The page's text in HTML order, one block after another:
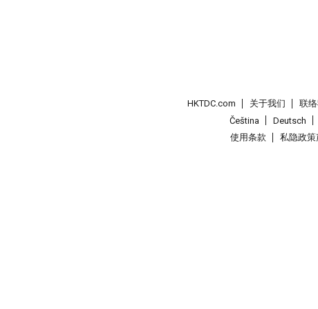
HKTDC.com 关于我们 联
Čeština
Deutsch
使用条款
私隐政策